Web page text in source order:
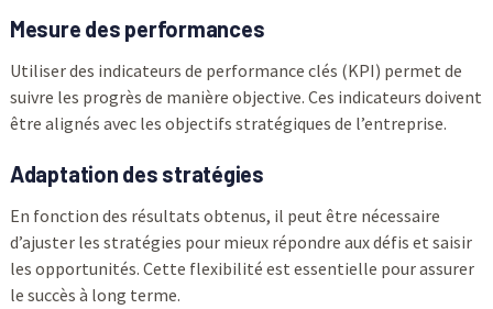
Mesure des performances
Utiliser des indicateurs de performance clés (KPI) permet de
suivre les progrès de manière objective. Ces indicateurs doivent
être alignés avec les objectifs stratégiques de l’entreprise.
Adaptation des stratégies
En fonction des résultats obtenus, il peut être nécessaire
d’ajuster les stratégies pour mieux répondre aux défis et saisir
les opportunités. Cette flexibilité est essentielle pour assurer
le succès à long terme.